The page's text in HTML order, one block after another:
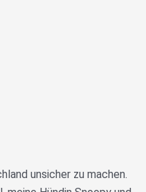
unsicher zu machen.